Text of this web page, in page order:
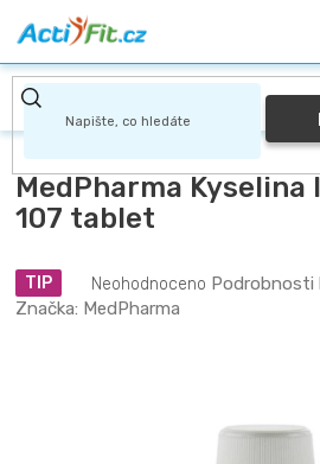
na
obsah
MedPharma
107 tablet
TIP
Průměrné
hodnocení
Neohodnoceno Podrobnosti
Značka: MedPharma